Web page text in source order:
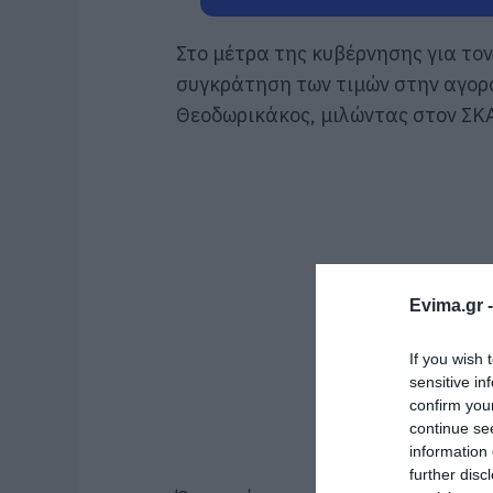
Evima.gr -
If you wish
sensitive
confirm
continue
information
further
Στο μέτρα της κυβέρνησης για
συγκράτηση των τιμών στην
Θεοδωρικάκος, μιλώντας στον